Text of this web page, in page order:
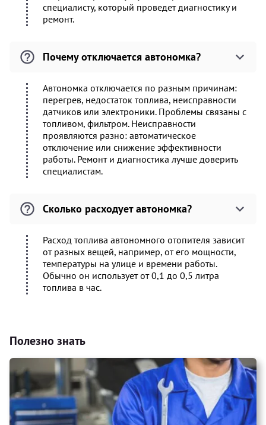
специалисту, который проведет диагностику и
ремонт.
Почему отключается автономка?
Автономка отключается по разным причинам:
перегрев, недостаток топлива, неисправности
датчиков или электроники. Проблемы связаны с
топливом, фильтром. Неисправности
проявляются разно: автоматическое
отключение или снижение эффективности
работы. Ремонт и диагностика лучше доверить
специалистам.
Сколько расходует автономка?
Расход топлива автономного отопителя зависит
от разных вещей, например, от его мощности,
температуры на улице и времени работы.
Обычно он использует от 0,1 до 0,5 литра
топлива в час.
Полезно знать